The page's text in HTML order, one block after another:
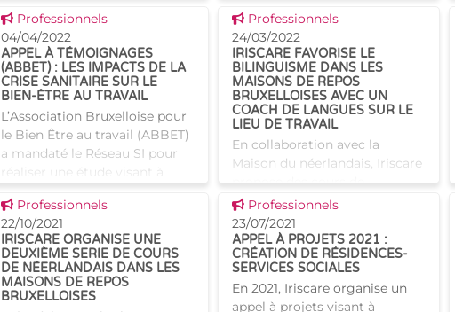
soins de santé. Pour y arriver,
cela im
accessibles favorisant les liens
sociaux entre résid
Voir cette news
Professionnels
04/04/2022
APPEL À TÉMOIGNAGES
(ABBET) : LES IMPACTS DE LA
CRISE SANITAIRE SUR LE
BIEN-ÊTRE AU TRAVAIL
L’Association Bruxelloise pour
le Bien Être au travail (ABBET)
a mandaté le Réseau SI pour
réaliser une étude visant à
crise sanitaire sur le bien-être
au tr
Voir cette news
Professionnels
24/03/2022
IRISCARE FAVORISE LE
BILINGUISME DANS LES
MAISONS DE REPOS
BRUXELLOISES AVEC UN
COACH DE LANGUES SUR LE
LIEU DE TRAVAIL
En collaboration avec la
Maison du néerlandais, Iriscare
propose des cours de
néerlandais au personnel
francophone des 137 maisons
de repos et de soins
bruxelloises agréées et
financées par Iris
Voir cette news
Professionnels
22/10/2021
IRISCARE ORGANISE UNE
DEUXIÈME SERIE DE COURS
DE NÉERLANDAIS DANS LES
MAISONS DE REPOS
BRUXELLOISES
Voir cette news
Professionnels
23/07/2021
APPEL À PROJETS 2021 :
CRÉATION DE RÉSIDENCES-
SERVICES SOCIALES
En 2021, Iriscare organise un
appel à projets visant à